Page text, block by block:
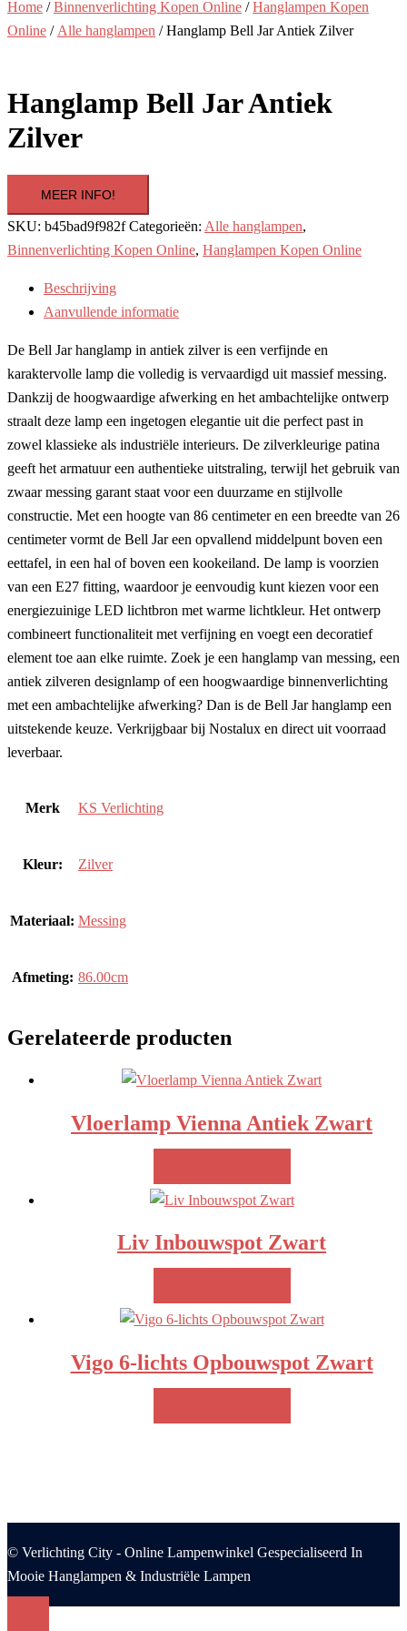
Home /Binnenverlichting Kopen Online /Hanglampen Kopen
Online / Alle hanglampen / Hanglamp Bell Jar Antiek Zilver
Hanglamp Bell Jar Antiek
Zilver
MEER INFO!
SKU: b45bad9f982f Categorieën: Alle hanglampen,
Binnenverlichting Kopen Online, Hanglampen Kopen Online
Beschrijving
Aanvullende informatie
De Bell Jar hanglamp in antiek zilver is een verfijnde en
karaktervolle lamp die volledig is vervaardigd uit massief messing.
Dankzij de hoogwaardige afwerking en het ambachtelijke ontwerp
straalt deze lamp een ingetogen elegantie uit die perfect past in
zowel klassieke als industriële interieurs. De zilverkleurige patina
geeft het armatuur een authentieke uitstraling, terwijl het gebruik van
zwaar messing garant staat voor een duurzame en stijlvolle
constructie. Met een hoogte van 86 centimeter en een breedte van 26
centimeter vormt de Bell Jar een opvallend middelpunt boven een
eettafel, in een hal of boven een kookeiland. De lamp is voorzien
van een E27 fitting, waardoor je eenvoudig kunt kiezen voor een
energiezuinige LED lichtbron met warme lichtkleur. Het ontwerp
combineert functionaliteit met verfijning en voegt een decoratief
element toe aan elke ruimte. Zoek je een hanglamp van messing, een
antiek zilveren designlamp of een hoogwaardige binnenverlichting
met een ambachtelijke afwerking? Dan is de Bell Jar hanglamp een
uitstekende keuze. Verkrijgbaar bij Nostalux en direct uit voorraad
leverbaar.
Merk KS Verlichting
Kleur: Zilver
Materiaal: Messing
Afmeting: 86.00cm
Gerelateerde producten
Vloerlamp Vienna Antiek Zwart
Liv Inbouwspot Zwart
Vigo 6-lichts Opbouwspot Zwart
© Verlichting City - Online Lampenwinkel Gespecialiseerd In
Mooie Hanglampen & Industriële Lampen